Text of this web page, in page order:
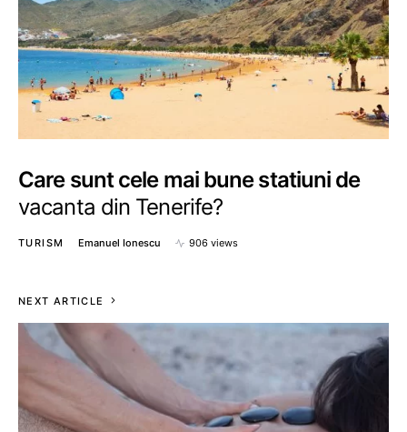
Care sunt cele mai bune statiuni de
vacanta din Tenerife?
TURISM Emanuel Ionescu 906 views
NEXT ARTICLE